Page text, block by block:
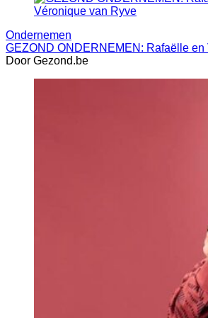
Ondernemen
GEZOND ONDERNEMEN: Rafaëlle
Door Gezond.be